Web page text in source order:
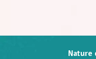
Nature